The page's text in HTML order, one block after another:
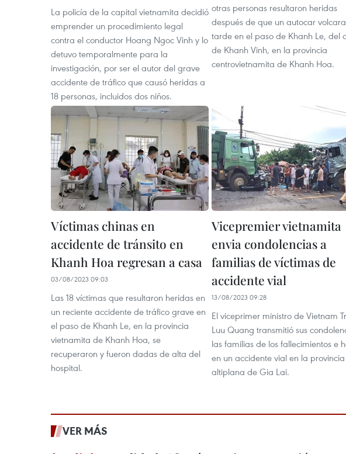
La policía de la capital vietnamita decidió
emprender un procedimiento legal
contra el conductor Hoang Ngoc Vinh y lo
detuvo temporalmente para la
investigación, por ser el autor del grave
accidente de tráfico que causó heridas a
18 personas, incluidos dos niños.
otras personas resultaron heridas
después de que un autocar
tarde en el paso de Khanh Le, del
de Khanh Vinh, en la provincia
centrovietnamita de Khanh Hoa.
Víctimas chinas en
accidente de tránsito en
Khanh Hoa regresan a casa
03/08/2023 09:03
Las 18 víctimas que resultaron heridas en
un reciente accidente de tráfico grave en
el paso de Khanh Le, en la provincia
vietnamita de Khanh Hoa, se
recuperaron y fueron dadas de alta del
hospital.
Vicepremier vietnamita
envia condolencias a
familias de víctimas de
accidente vial
13/08/2023 09:28
El viceprimer ministro de Vietnam
Luu Quang transmitió sus
las familias de los fallecimientos e
en un accidente vial en la provincia
altiplana de Gia Lai.
VER MÁS